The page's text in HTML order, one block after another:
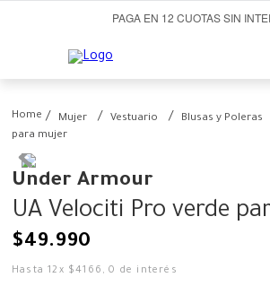
PAGA EN 12 CUOTAS SIN
Mujer Vestuario Blusas y Poleras
para mujer
Under Armour
UA Velociti Pro verde
$49.990
Hasta12 x $4166 ,0 de interés